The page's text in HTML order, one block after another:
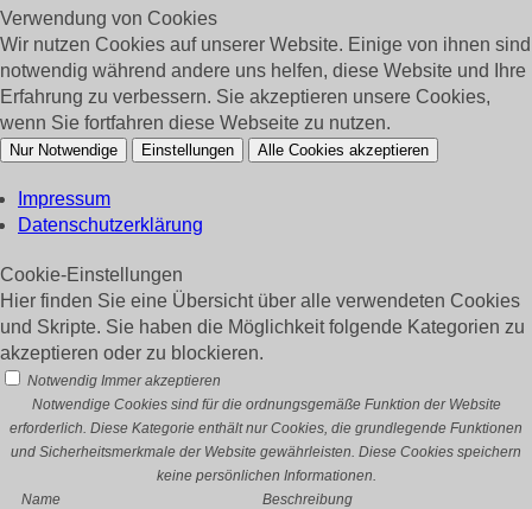
Verwendung von Cookies
Wir nutzen Cookies auf unserer Website. Einige von ihnen sind
notwendig während andere uns helfen, diese Website und Ihre
Erfahrung zu verbessern. Sie akzeptieren unsere Cookies,
wenn Sie fortfahren diese Webseite zu nutzen.
Nur Notwendige Einstellungen Alle Cookies akzeptieren
Impressum
Datenschutzerklärung
Cookie-Einstellungen
Hier finden Sie eine Übersicht über alle verwendeten Cookies
und Skripte. Sie haben die Möglichkeit folgende Kategorien zu
akzeptieren oder zu blockieren.
Notwendig Immer akzeptieren
Notwendige Cookies sind für die ordnungsgemäße Funktion der Website
erforderlich. Diese Kategorie enthält nur Cookies, die grundlegende Funktionen
und Sicherheitsmerkmale der Website gewährleisten. Diese Cookies speichern
keine persönlichen Informationen.
Name
Beschreibung